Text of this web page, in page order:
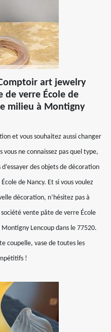
art jewelry
de verre École de
milieu à Montigny
et vous souhaitez aussi changer
ne connaissez pas quel type,
des objets de décoration
de Nancy. Et si vous voulez
décoration, n’hésitez pas à
vente pâte de verre École
Lencoup dans le 77520.
coupelle, vase de toutes les
!